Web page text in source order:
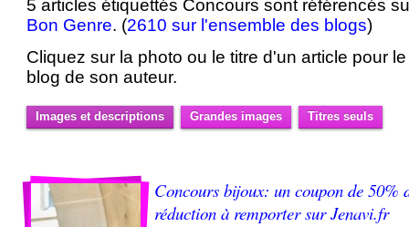
5 articles étiquettés Concours sont référencés
Bon Genre. (2610 sur l'ensemble des blogs)
Cliquez sur la photo ou le titre d'un article pour
blog de son auteur.
Images et descriptions Grandes images Titres seuls
Concours bijoux: un coupon de 50%
réduction à remporter sur Jenavi.fr